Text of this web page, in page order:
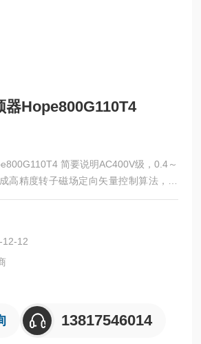
器Hope800G110T4
简要说明AC400V级，0.4～
高精度转子磁场定向矢量控制算法，具
制能力
12-12
13817546014